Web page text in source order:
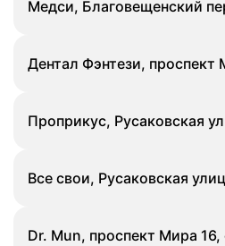
Медси, Благовещенский
Дентал Фэнтези, проспект
Проприкус, Русаковская
Все свои, Русаковская
Dr. Mun, проспект Мира 16,